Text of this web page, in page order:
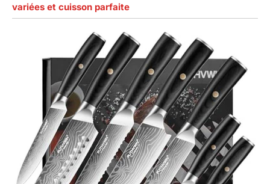
variées et cuisson parfaite